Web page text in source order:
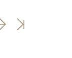
Última